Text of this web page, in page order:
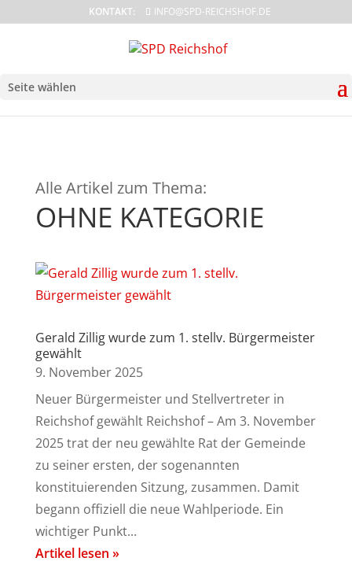
KONTAKT: INFO@SPD-REICHSHOF.DE
Seite wählen
Alle Artikel zum Thema:
OHNE KATEGORIE
Gerald Zillig wurde zum 1. stellv. Bürgermeister
gewählt
9. November 2025
Neuer Bürgermeister und Stellvertreter in
Reichshof gewählt Reichshof – Am 3. November
2025 trat der neu gewählte Rat der Gemeinde
zu seiner ersten, der sogenannten
konstituierenden Sitzung, zusammen. Damit
begann offiziell die neue Wahlperiode. Ein
wichtiger Punkt...
Artikel lesen »